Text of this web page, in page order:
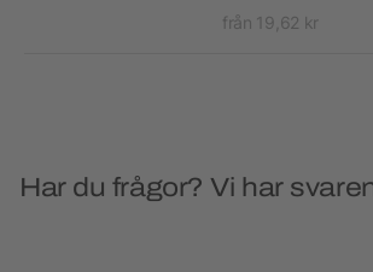
från 19,62 kr
Har du frågor? Vi har